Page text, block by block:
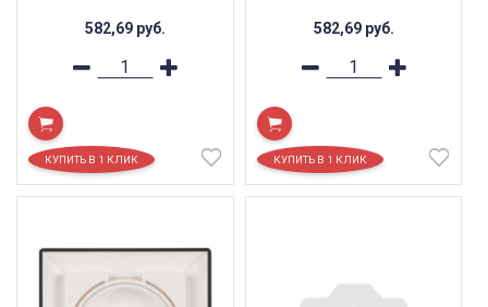
582,69 руб. 582,69 руб.